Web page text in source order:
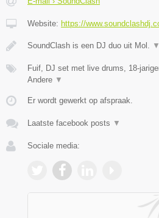
Website: https://
SoundClash is een DJ duo uit Mol. ▼
Fuif, DJ set met live drums, 18-
Andere ▼
Er wordt gewerkt op afspraak.
Laatste facebook posts ▼
Sociale media: